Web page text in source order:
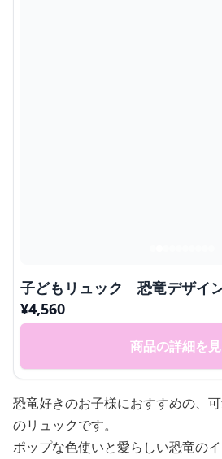
子どもリュック 恐竜デザイ
¥4,560
商品の詳細を
恐竜好きのお子様におすすめの、
のリュックです。
ポップな色使いと愛らしい恐竜の